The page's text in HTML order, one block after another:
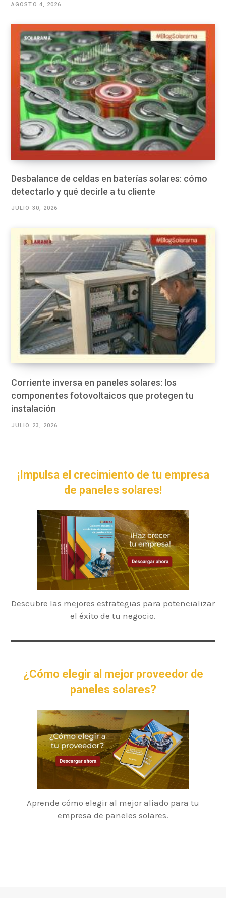
AGOSTO 4, 2026
Desbalance de celdas en baterías solares: cómo
detectarlo y qué decirle a tu cliente
JULIO 30, 2026
Corriente inversa en paneles solares: los
componentes fotovoltaicos que protegen tu
instalación
JULIO 23, 2026
¡Impulsa el crecimiento de tu empresa
de paneles solares!
Descubre las mejores estrategias para potencializar
el éxito de tu negocio.
¿Cómo elegir al mejor proveedor de
paneles solares?
Aprende cómo elegir al mejor aliado para tu
empresa de paneles solares.